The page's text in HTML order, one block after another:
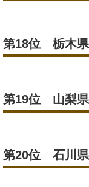
第18位 栃木県
第19位 山梨県
第20位 石川県